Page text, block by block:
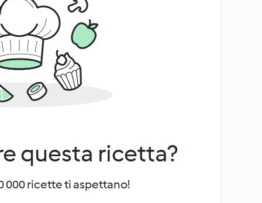
questa ricetta?
000 ricette ti aspettano!